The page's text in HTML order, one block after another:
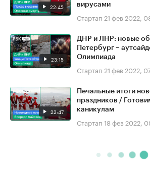
22:45
вирусами
Стартап 21 фев 2022,
23:15
ДНР и ЛНР: новые
Петербург –
Олимпиада
Стартап 21 фев 2022,
22:47
Печальные итоги
праздников /
каникулам
Стартап 18 фев 2022,